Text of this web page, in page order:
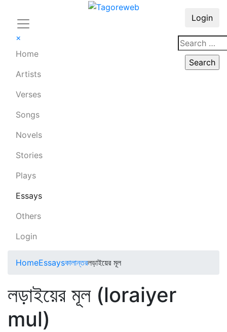
×
Home
Artists
Verses
Songs
Novels
Stories
Plays
Essays
Others
Login
Login
HomeEssaysকালান্তরলড়াইয়ের মূল
লড়াইয়ের মূল (loraiyer
mul)